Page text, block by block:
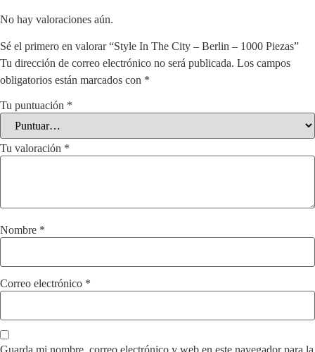
No hay valoraciones aún.
Sé el primero en valorar “Style In The City – Berlin – 1000 Piezas”
Tu dirección de correo electrónico no será publicada. Los campos
obligatorios están marcados con *
Tu puntuación *
Tu valoración *
Nombre *
Correo electrónico *